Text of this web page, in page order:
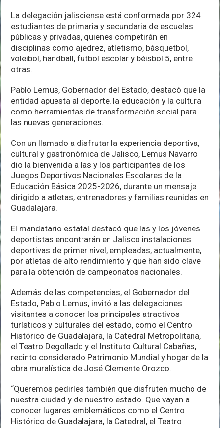
La delegación jalisciense está conformada por 324
estudiantes de primaria y secundaria de escuelas
públicas y privadas, quienes competirán en
disciplinas como ajedrez, atletismo, básquetbol,
voleibol, handball, futbol escolar y béisbol 5, entre
otras.
Pablo Lemus, Gobernador del Estado, destacó que la
entidad apuesta al deporte, la educación y la cultura
como herramientas de transformación social para
las nuevas generaciones.
Con un llamado a disfrutar la experiencia deportiva,
cultural y gastronómica de Jalisco, Lemus Navarro
dio la bienvenida a las y los participantes de los
Juegos Deportivos Nacionales Escolares de la
Educación Básica 2025-2026, durante un mensaje
dirigido a atletas, entrenadores y familias reunidas en
Guadalajara.
El mandatario estatal destacó que las y los jóvenes
deportistas encontrarán en Jalisco instalaciones
deportivas de primer nivel, empleadas, actualmente,
por atletas de alto rendimiento y que han sido clave
para la obtención de campeonatos nacionales.
Además de las competencias, el Gobernador del
Estado, Pablo Lemus, invitó a las delegaciones
visitantes a conocer los principales atractivos
turísticos y culturales del estado, como el Centro
Histórico de Guadalajara, la Catedral Metropolitana,
el Teatro Degollado y el Instituto Cultural Cabañas,
recinto considerado Patrimonio Mundial y hogar de la
obra muralística de José Clemente Orozco.
“Queremos pedirles también que disfruten mucho de
nuestra ciudad y de nuestro estado. Que vayan a
conocer lugares emblemáticos como el Centro
Histórico de Guadalajara, la Catedral, el Teatro